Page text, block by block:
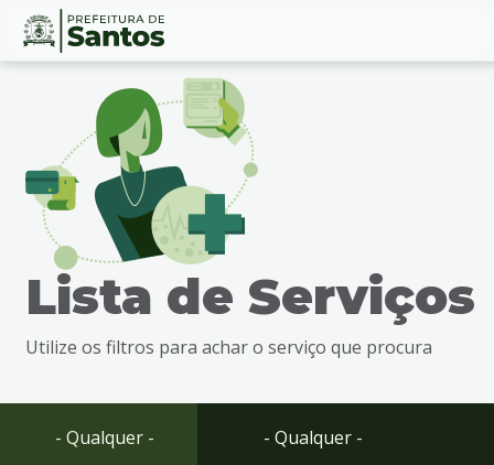
Ir
busca
Ir
Conteúdo
Lista de Serviços
Utilize os filtros para achar o serviço que procura
- Qualquer - - Qualquer -